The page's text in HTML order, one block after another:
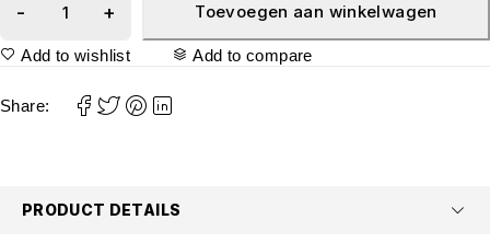
Toevoegen aan winkelwagen
Add to wishlist Add to compare
Share:
PRODUCT DETAILS